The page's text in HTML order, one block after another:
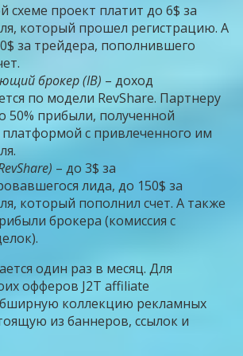
схеме проект платит до 6$ за
который прошел регистрацию. А
за трейдера, пополнившего
брокер (IB) – доход
по модели RevShare. Партнеру
50% прибыли, полученной
с привлеченного им
– до 3$ за
лида, до 150$ за
который пополнил счет. А также
брокера (комиссия с
один раз в месяц. Для
офферов J2T affiliate
коллекцию рекламных
из баннеров, ссылок и